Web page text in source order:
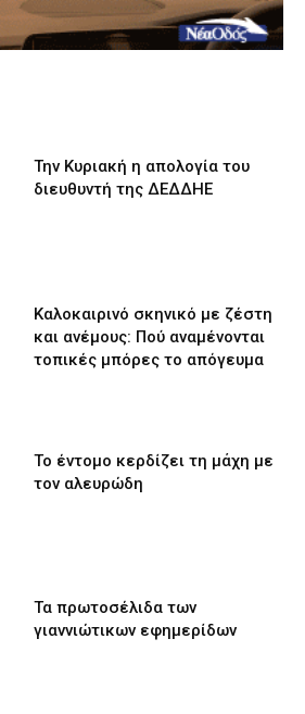
Την Κυριακή η απολογία του
διευθυντή της ΔΕΔΔΗΕ
Καλοκαιρινό σκηνικό με ζέστη
και ανέμους: Πού αναμένονται
τοπικές μπόρες το απόγευμα
Το έντομο κερδίζει τη μάχη με
τον αλευρώδη
Τα πρωτοσέλιδα των
γιαννιώτικων εφημερίδων